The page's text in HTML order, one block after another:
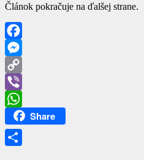
Článok pokračuje na ďalšej strane.
Facebook
Messenger
Copy
Link
Viber
WhatsApp
Share